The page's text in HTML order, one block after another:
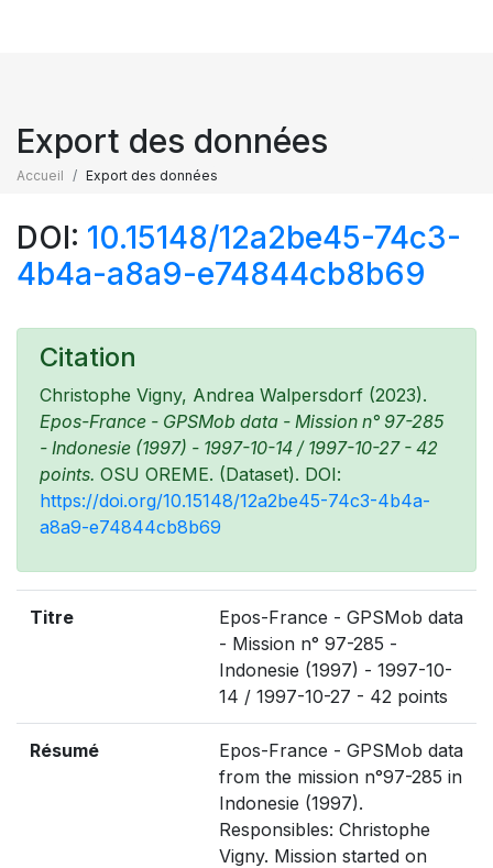
Export des données
Accueil Export des données
DOI: 10.15148/12a2be45-74c3-
4b4a-a8a9-e74844cb8b69
Citation
Christophe Vigny, Andrea Walpersdorf (2023).
Epos-France - GPSMob data - Mission n° 97-285
- Indonesie (1997) - 1997-10-14 / 1997-10-27 - 42
points. OSU OREME. (Dataset). DOI:
https://doi.org/10.15148/12a2be45-74c3-4b4a-
a8a9-e74844cb8b69
Titre
Epos-France - GPSMob data
- Mission n° 97-285 -
Indonesie (1997) - 1997-10-
14 / 1997-10-27 - 42 points
Résumé
Epos-France - GPSMob data
from the mission n°97-285 in
Indonesie (1997).
Responsibles: Christophe
Vigny. Mission started on